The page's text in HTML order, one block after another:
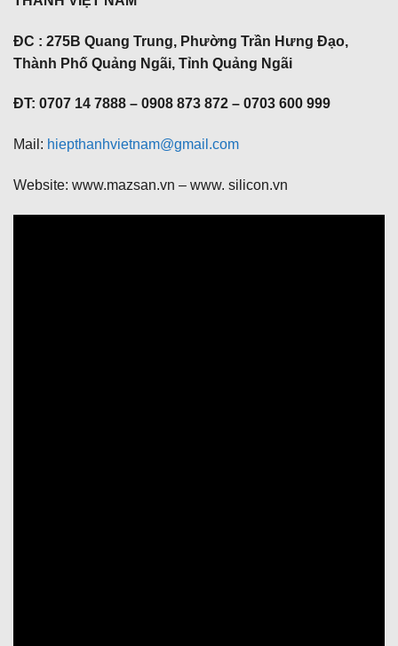
ĐC : 275B Quang Trung, Phường Trần Hưng Đạo,
Thành Phố Quảng Ngãi, Tỉnh Quảng Ngãi
ĐT: 0707 14 7888 – 0908 873 872 – 0703 600 999
Mail: hiepthanhvietnam@gmail.com
Website: www.mazsan.vn – www. silicon.vn